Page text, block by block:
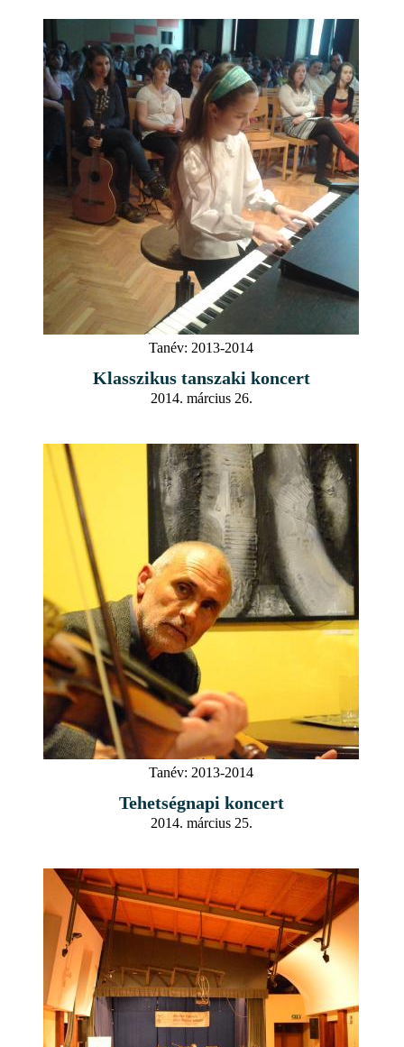
Tanév: 2013-2014
Klasszikus tanszaki koncert
2014. március 26.
Tanév: 2013-2014
Tehetségnapi koncert
2014. március 25.